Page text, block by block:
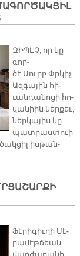
ԶԻ­ՊԷՉ, որ կը
գոր­
ծէ Սուրբ Փրկիչ
Ազ­գա­յին հի­
ւան­դա­նո­ցի հո­
վա­նիին ներ­քեւ,
ներ­կա­յիս կը
պատ­րաս­տուի
իս­թան­
Ֆէ­րի­գիւ­ղի Մէ­
րա­մէթ­ճեան